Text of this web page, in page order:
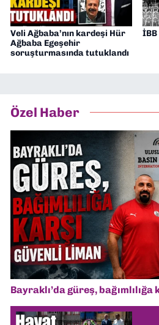
Veli Ağbaba’nın kardeşi Hür
Ağbaba Egeşehir
soruşturmasında tutuklandı
İBB
Özel Haber
Bayraklı’da güreş,